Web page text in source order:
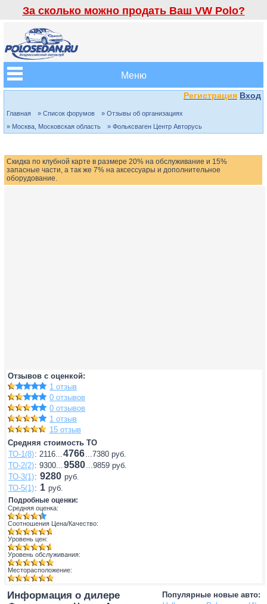
За сколько можно продать Ваш VW Polo?
Меню
Регистрация Вход
Главная » Список форумов
» Отзывы об организациях
» Москва, Московская область
» Фольксваген Центр Авторусь
Скидка по клубной карте в размере 20% на обслуживание и 15%
запасные части, а так же 7% на аксессуары и дополнительное
оборудование.
Отзывов с оценкой:
1 отзыв
0 отзывов
0 отзывов
1 отзыв
15 отзыв
Средняя стоимость ТО
ТО-1(8): 2116...4766...7380 руб.
ТО-2(2): 9300...9580...9859 руб.
ТО-3(1): 9280 руб.
ТО-5(1): 1 руб.
Подробные оценки:
Средняя оценка:
Соотношения Цена/Качество:
Уровень цен:
Уровень обслуживания:
Месторасположение:
Популярные новые авто:
Информация о дилере